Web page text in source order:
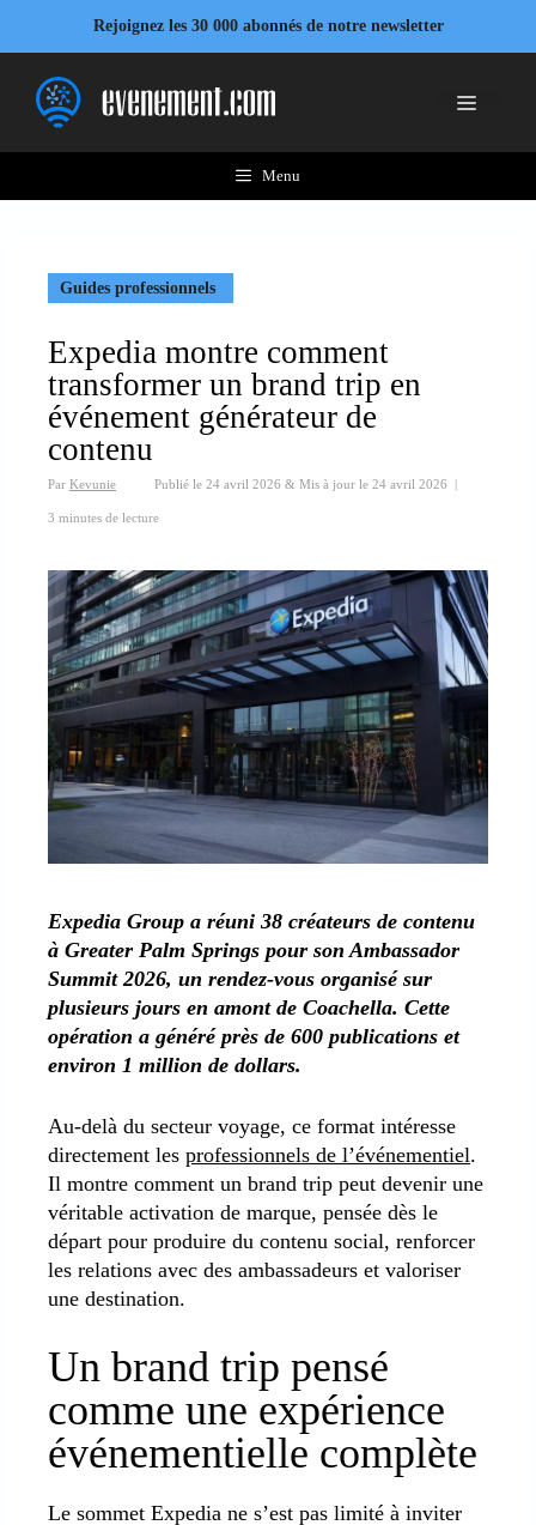
contenu
Rejoignez les 30 000 abonnés de notre newsletter
Menu
Menu
Guides professionnels
Expedia montre comment
transformer un brand trip en
événement générateur de
contenu
Par Kevunie Publié le 24 avril 2026 & Mis à jour le 24 avril 2026 |
3 minutes de lecture
Expedia Group a réuni 38 créateurs de contenu
à Greater Palm Springs pour son Ambassador
Summit 2026, un rendez-vous organisé sur
plusieurs jours en amont de Coachella. Cette
opération a généré près de 600 publications et
environ 1 million de dollars.
Au-delà du secteur voyage, ce format intéresse
directement les professionnels de l’événementiel.
Il montre comment un brand trip peut devenir une
véritable activation de marque, pensée dès le
départ pour produire du contenu social, renforcer
les relations avec des ambassadeurs et valoriser
une destination.
Un brand trip pensé
comme une expérience
événementielle complète
Le sommet Expedia ne s’est pas limité à inviter